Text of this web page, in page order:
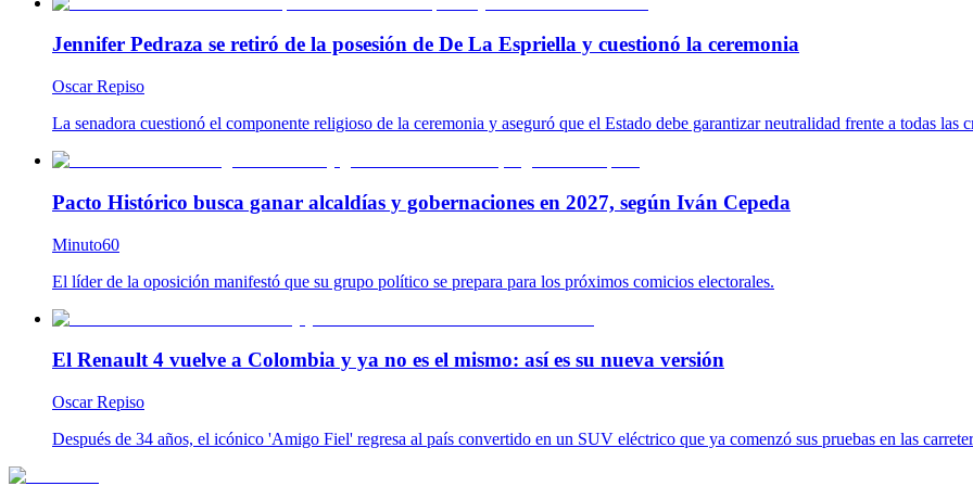
Jennifer Pedraza se retiró de la posesión de De La Espriella y cuestionó la ceremonia
Oscar Repiso
La senadora cuestionó el componente religioso de la ceremonia y aseguró que el Estado debe garantizar neutralidad frente a todas las
Pacto Histórico busca ganar alcaldías y gobernaciones en 2027, según Iván Cepeda
Minuto60
El líder de la oposición manifestó que su grupo político se prepara para los próximos comicios electorales.
El Renault 4 vuelve a Colombia y ya no es el mismo: así es su nueva versión
Oscar Repiso
Después de 34 años, el icónico 'Amigo Fiel' regresa al país convertido en un SUV eléctrico que ya comenzó sus pruebas en las